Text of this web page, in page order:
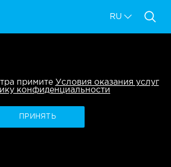
RU
примите Условия оказания услуг
конфиденциальности
ПРИНЯТЬ